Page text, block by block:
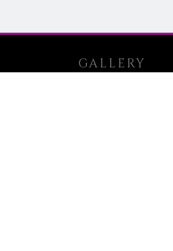
GALLERY